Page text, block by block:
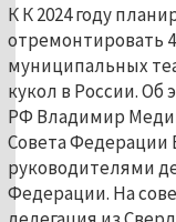
К К 2024 году
отремонтировать
муниципальных
кукол в России. Об
РФ Владимир
Совета Федерации
руководителями
Федерации. На